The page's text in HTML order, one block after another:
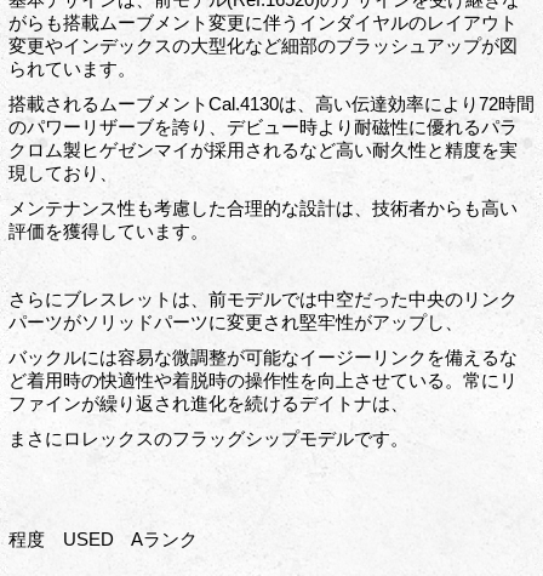
がらも搭載ムーブメント変更に伴うインダイヤルのレイアウト
変更やインデックスの大型化など細部のブラッシュアップが図
られています。
搭載されるムーブメントCal.4130は、高い伝達効率により72時間
のパワーリザーブを誇り、デビュー時より耐磁性に優れるパラ
クロム製ヒゲゼンマイが採用されるなど高い耐久性と精度を実
現しており、
メンテナンス性も考慮した合理的な設計は、技術者からも高い
評価を獲得しています。
さらにブレスレットは、前モデルでは中空だった中央のリンク
パーツがソリッドパーツに変更され堅牢性がアップし、
バックルには容易な微調整が可能なイージーリンクを備えるな
ど着用時の快適性や着脱時の操作性を向上させている。常にリ
ファインが繰り返され進化を続けるデイトナは、
まさにロレックスのフラッグシップモデルです。
程度 USED Aランク